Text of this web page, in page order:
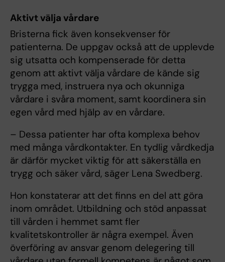
Aktivt välja vårdare
Bristerna fick även konsekvenser för
patienterna. De uppgav också att de upplevde
sig utsatta och kompenserade för detta
genom att aktivt välja vårdare de kände sig
trygga med, instruera nya och okunniga
vårdare i svåra moment, samt koordinera sin
egen vård med hjälp av en vårdare.
– Dessa patienter har ofta komplexa behov
med många vårdkontakter. En tydlig vårdkedja
är därför mycket viktig för att säkerställa en
trygg och säker vård, säger Lena Swedberg.
Hon konstaterar att det finns en del att göra
inom området. Utbildning och stöd anpassat
till vården i hemmet samt fler
kvalitetskontroller är några exempel. Även
överföring av ansvar genom delegering till